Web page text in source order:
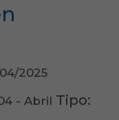
2025
- Abril Tipo: